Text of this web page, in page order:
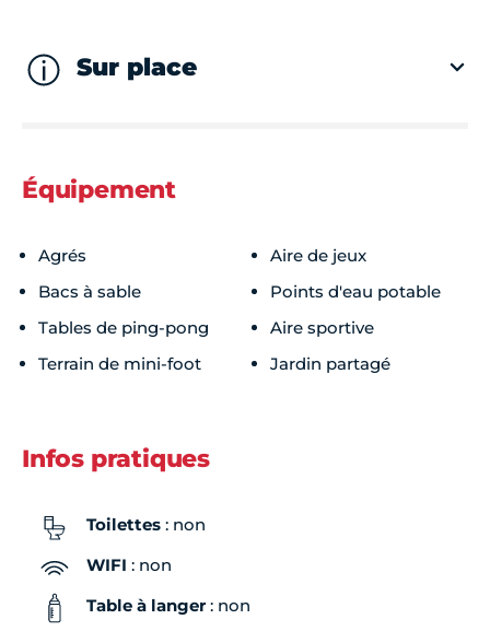
Sur place
Équipement
Agrés
Aire de jeux
Bacs à sable
Points d'eau potable
Tables de ping-pong
Aire sportive
Terrain de mini-foot
Jardin partagé
Infos pratiques
Toilettes : non
WIFI : non
Table à langer: non